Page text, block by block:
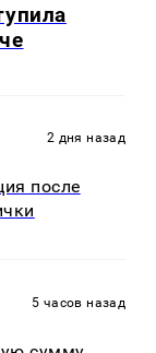
2 дня назад
после
5 часов назад